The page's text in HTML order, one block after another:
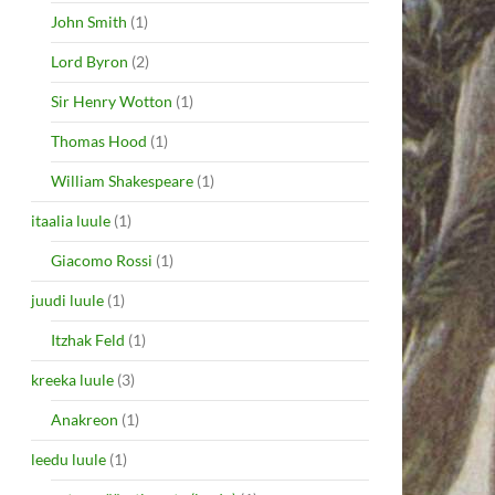
John Smith (1)
Lord Byron (2)
Sir Henry Wotton (1)
Thomas Hood (1)
William Shakespeare (1)
itaalia luule (1)
Giacomo Rossi (1)
juudi luule (1)
Itzhak Feld (1)
kreeka luule (3)
Anakreon (1)
leedu luule (1)